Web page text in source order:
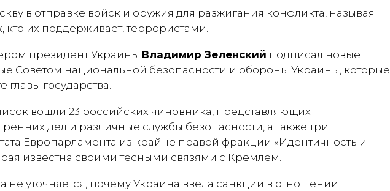
в отправке войск и оружия для разжигания конфликта, называя
кто их поддерживает, террористами.
президент Украины Владимир Зеленский подписал новые
Советом национальной безопасности и обороны Украины, которые
главы государства.
вошли 23 российских чиновника, представляющих
дел и различные службы безопасности, а также три
Европарламента из крайне правой фракции «Идентичность и
известна своими тесными связями с Кремлем.
не уточняется, почему Украина ввела санкции в отношении